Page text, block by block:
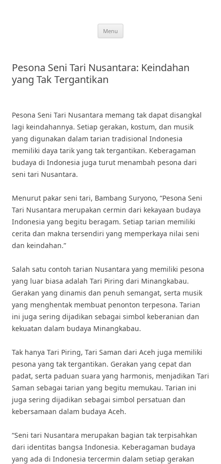
Menu
Pesona Seni Tari Nusantara: Keindahan
yang Tak Tergantikan
Pesona Seni Tari Nusantara memang tak dapat disangkal
lagi keindahannya. Setiap gerakan, kostum, dan musik
yang digunakan dalam tarian tradisional Indonesia
memiliki daya tarik yang tak tergantikan. Keberagaman
budaya di Indonesia juga turut menambah pesona dari
seni tari Nusantara.
Menurut pakar seni tari, Bambang Suryono, “Pesona Seni
Tari Nusantara merupakan cermin dari kekayaan budaya
Indonesia yang begitu beragam. Setiap tarian memiliki
cerita dan makna tersendiri yang memperkaya nilai seni
dan keindahan.”
Salah satu contoh tarian Nusantara yang memiliki pesona
yang luar biasa adalah Tari Piring dari Minangkabau.
Gerakan yang dinamis dan penuh semangat, serta musik
yang menghentak membuat penonton terpesona. Tarian
ini juga sering dijadikan sebagai simbol keberanian dan
kekuatan dalam budaya Minangkabau.
Tak hanya Tari Piring, Tari Saman dari Aceh juga memiliki
pesona yang tak tergantikan. Gerakan yang cepat dan
padat, serta paduan suara yang harmonis, menjadikan Tari
Saman sebagai tarian yang begitu memukau. Tarian ini
juga sering dijadikan sebagai simbol persatuan dan
kebersamaan dalam budaya Aceh.
“Seni tari Nusantara merupakan bagian tak terpisahkan
dari identitas bangsa Indonesia. Keberagaman budaya
yang ada di Indonesia tercermin dalam setiap gerakan